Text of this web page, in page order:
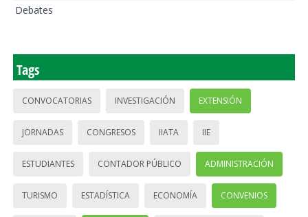
Debates
Tags
CONVOCATORIAS INVESTIGACIÓN EXTENSIÓN
JORNADAS CONGRESOS IIATA IIE
ESTUDIANTES CONTADOR PÚBLICO ADMINISTRACIÓN
TURISMO ESTADÍSTICA ECONOMÍA CONVENIOS